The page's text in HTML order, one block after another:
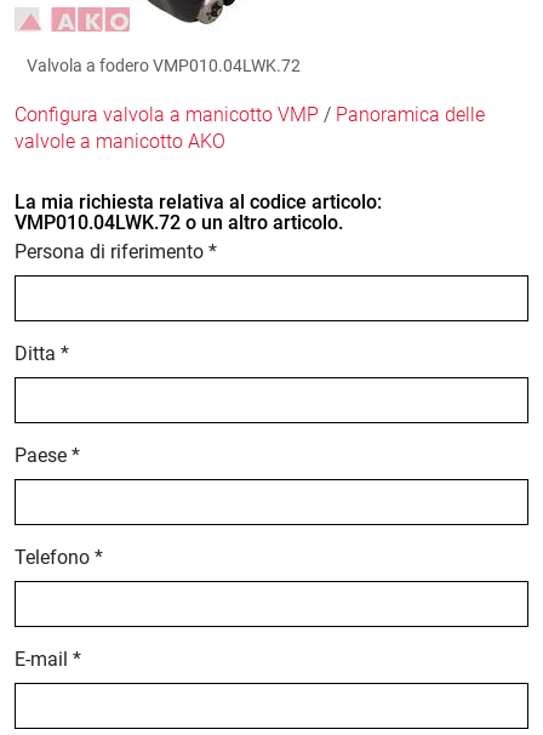
Valvola a fodero VMP010.04LWK.72
Configura valvola a manicotto VMP / Panoramica delle
valvole a manicotto AKO
La mia richiesta relativa al codice articolo:
VMP010.04LWK.72 o un altro articolo.
Persona di riferimento *
Ditta *
Paese *
Telefono *
E-mail *